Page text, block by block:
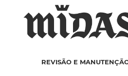
REVISÃO E